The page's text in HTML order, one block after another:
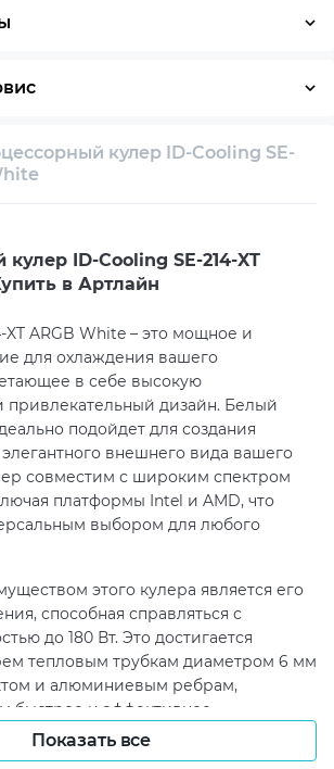
сервисный центр
кулер ID-Cooling SE-
ID-Cooling SE-214-XT
в Артлайн
XT ARGB White – это мощное и
для охлаждения вашего
в себе высокую
привлекательный дизайн. Белый
подойдет для создания
внешнего вида вашего
совместим с широким спектром
платформы Intel и AMD, что
выбором для любого
этого кулера является его
способная справляться с
до 180 Вт. Это достигается
тепловым трубкам диаметром 6 мм
и алюминиевым ребрам,
быстрое и эффективное
Вентилятор размером 120×120 мм
скоростью от 500 до 1500 об/
Показать все